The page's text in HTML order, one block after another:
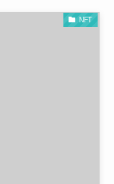
NFT